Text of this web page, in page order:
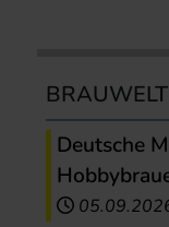
Deutsche